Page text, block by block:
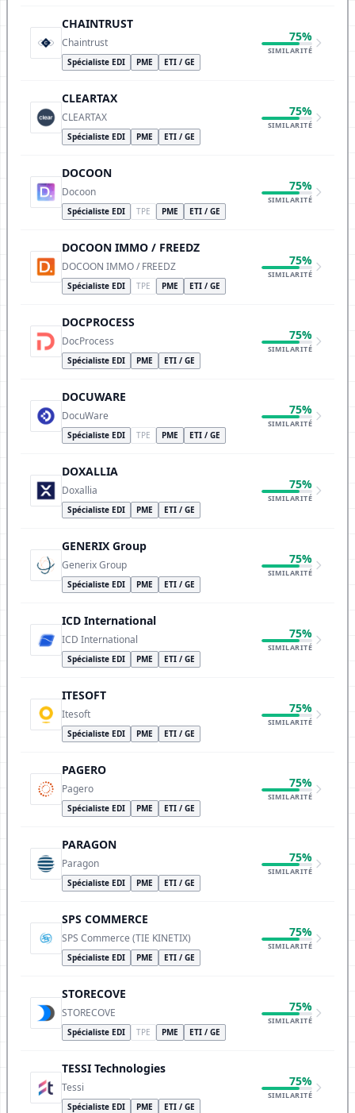
CHAINTRUST
Chaintrust
Spécialiste EDI PME ETI / GE
75%
SIMILARITÉ
CLEARTAX
CLEARTAX
Spécialiste EDI PME ETI / GE
75%
SIMILARITÉ
DOCOON
Docoon
Spécialiste EDI TPE PME ETI / GE
75%
SIMILARITÉ
DOCOON IMMO / FREEDZ
DOCOON IMMO / FREEDZ
Spécialiste EDI TPE PME ETI / GE
75%
SIMILARITÉ
DOCPROCESS
DocProcess
Spécialiste EDI PME ETI / GE
75%
SIMILARITÉ
DOCUWARE
DocuWare
Spécialiste EDI TPE PME ETI / GE
75%
SIMILARITÉ
DOXALLIA
Doxallia
Spécialiste EDI PME ETI / GE
75%
SIMILARITÉ
GENERIX Group
Generix Group
Spécialiste EDI PME ETI / GE
75%
SIMILARITÉ
ICD International
ICD International
Spécialiste EDI PME ETI / GE
75%
SIMILARITÉ
ITESOFT
Itesoft
Spécialiste EDI PME ETI / GE
75%
SIMILARITÉ
PAGERO
Pagero
Spécialiste EDI PME ETI / GE
75%
SIMILARITÉ
PARAGON
Paragon
Spécialiste EDI PME ETI / GE
75%
SIMILARITÉ
SPS COMMERCE
SPS Commerce (TIE KINETIX)
Spécialiste EDI PME ETI / GE
75%
SIMILARITÉ
STORECOVE
STORECOVE
Spécialiste EDI TPE PME ETI / GE
75%
SIMILARITÉ
TESSI Technologies
Tessi
Spécialiste EDI PME ETI / GE
75%
SIMILARITÉ